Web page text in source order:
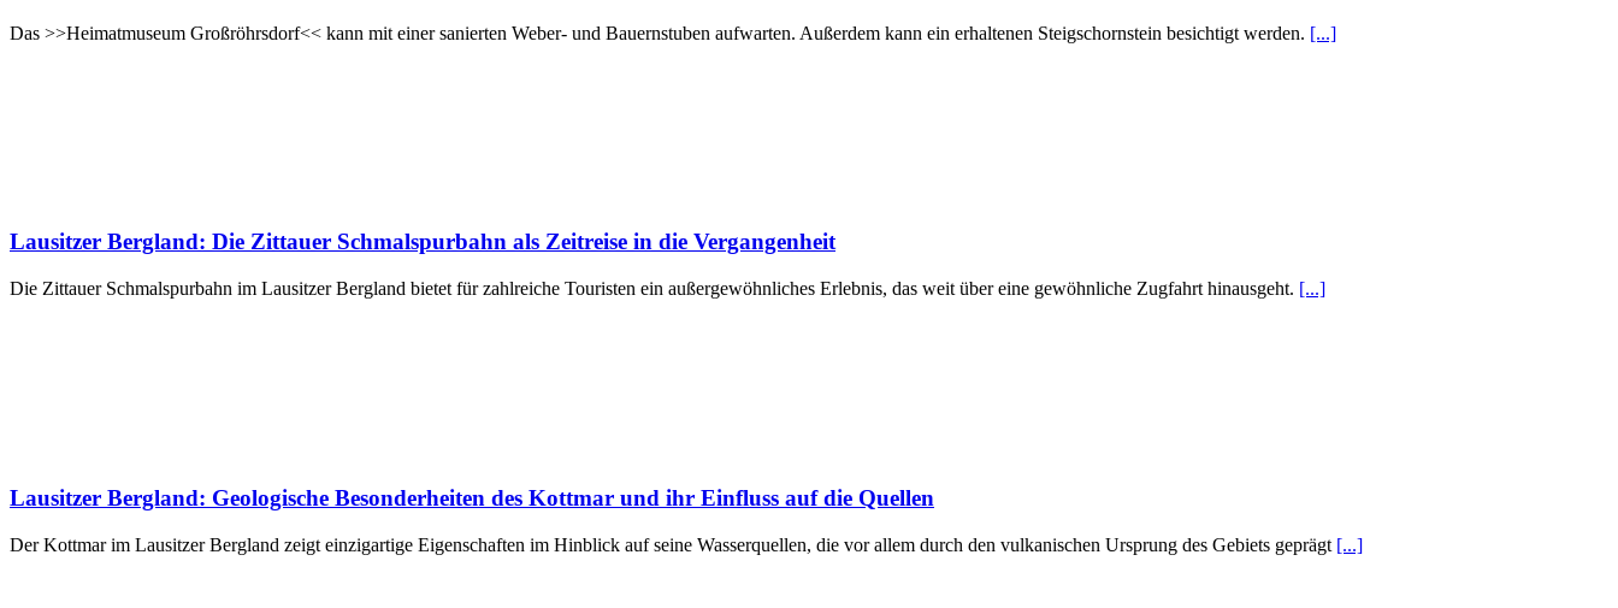
Das >>Heimatmuseum Großröhrsdorf<< kann mit einer sanierten Weber- und Bauernstuben aufwarten. Außerdem kann ein erhaltenen Steigschornstein besichtigt werden. [...]
Lausitzer Bergland: Die Zittauer Schmalspurbahn als Zeitreise in die Vergangenheit
Die Zittauer Schmalspurbahn im Lausitzer Bergland bietet für zahlreiche Touristen ein außergewöhnliches Erlebnis, das weit über eine gewöhnliche Zugfahrt hinausgeht. [...]
Lausitzer Bergland: Geologische Besonderheiten des Kottmar und ihr Einfluss auf die Quellen
Der Kottmar im Lausitzer Bergland zeigt einzigartige Eigenschaften im Hinblick auf seine Wasserquellen, die vor allem durch den vulkanischen Ursprung des Gebiets geprägt [...]